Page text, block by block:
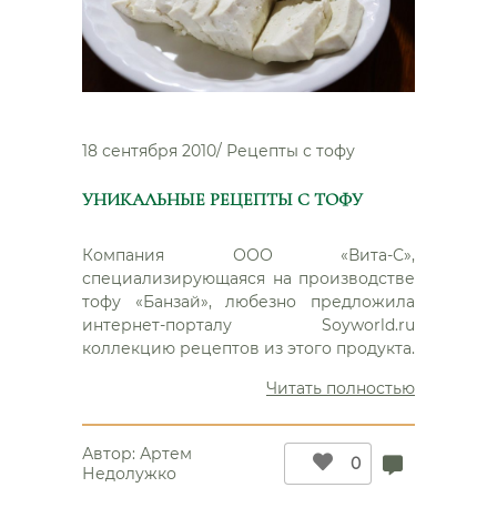
18 сентября 2010/ Рецепты с тофу
УНИКАЛЬНЫЕ РЕЦЕПТЫ С ТОФУ
Компания ООО «Вита-С»,
специализирующаяся на производстве
тофу «Банзай», любезно предложила
интернет-порталу Soyworld.ru
коллекцию рецептов из этого продукта.
Читать полностью
Автор: Артем
Недолужко
0